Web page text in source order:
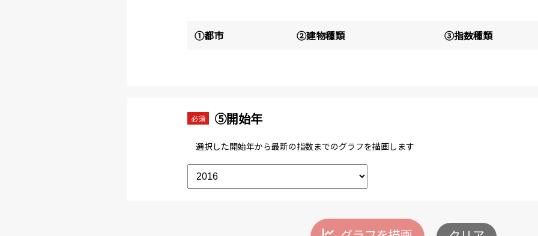
①都市 ②建物種類 ③指数種類
必須 ⑤開始年
選択した開始年から最新の指数までのグラフを描画します